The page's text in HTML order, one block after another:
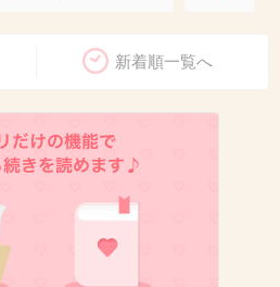
新着順一覧へ